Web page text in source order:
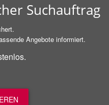
Suchauftrag
Angebote informiert.